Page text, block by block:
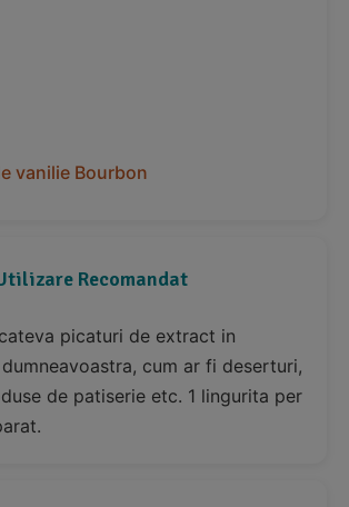
vanilie Bourbon
Recomandat
picaturi de extract in
cum ar fi deserturi,
de patiserie etc. 1 lingurita per